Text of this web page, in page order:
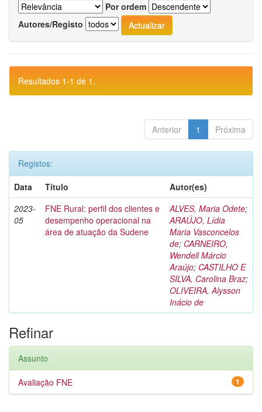
Por ordem
Autores/Registo
Resultados 1-1 de 1.
Anterior 1 Próxima
Registos:
Data
Título
Autor(es)
2023-
05
FNE Rural: perfil dos clientes e
desempenho operacional na
área de atuação da Sudene
ALVES, Maria Odete;
ARAÚJO, Lídia
Maria Vasconcelos
de; CARNEIRO,
Wendell Márcio
Araújo; CASTILHO E
SILVA, Carolina Braz;
OLIVEIRA, Alysson
Inácio de
Refinar
Assunto
1
Avaliação FNE